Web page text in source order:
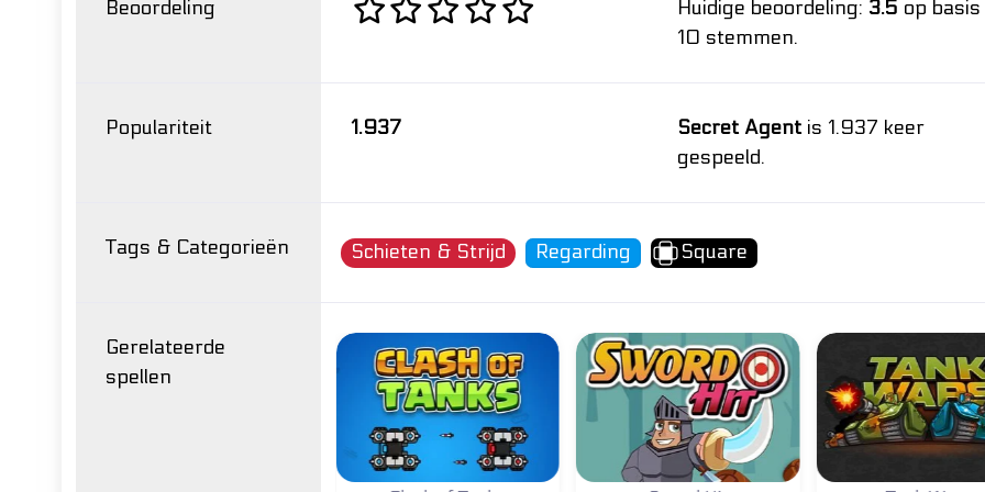
Beoordeling Huidige beoordeling: 3.5 op basis
10 stemmen.
Populariteit 1.937 Secret Agentis 1.937 keer
gespeeld.
Tags & Categorieën Schieten & Strijd Regarding Square
Gerelateerde
spellen